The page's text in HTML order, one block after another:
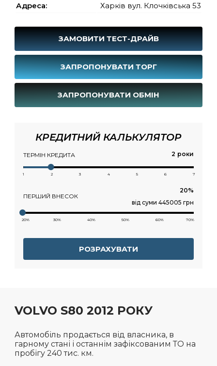
Адреса:
Харків вул. Клочківська 53
ЗАМОВИТИ ТЕСТ-ДРАЙВ
ЗАПРОПОНУВАТИ ТОРГ
ЗАПРОПОНУВАТИ ОБМІН
КРЕДИТНИЙ КАЛЬКУЛЯТОР
ТЕРМІН КРЕДИТА роки
1 2 3 4 5 6 7
ПЕРШИЙ ВНЕСОК
від суми 445005 грн
20% 30% 40% 50% 60% 70%
РОЗРАХУВАТИ
VOLVO S80 2012 РОКУ
Автомобіль продається від власника, в
гарному стані і останнім зафіксованим ТО на
пробігу 240 тис. км.